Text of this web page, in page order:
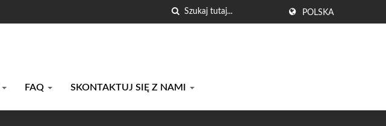
POLSKA
FAQ SKONTAKTUJ SIĘ Z NAMI